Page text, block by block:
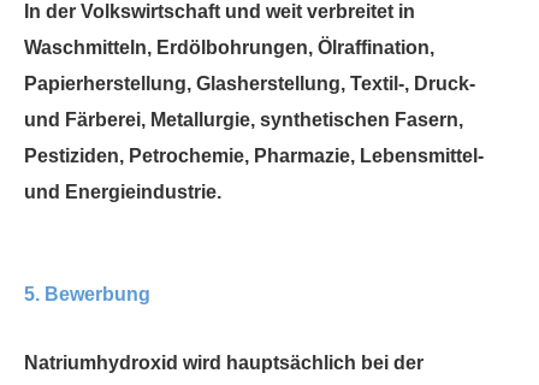
In der Volkswirtschaft und weit verbreitet in
Waschmitteln, Erdölbohrungen, Ölraffination,
Papierherstellung, Glasherstellung, Textil-, Druck-
und Färberei, Metallurgie, synthetischen Fasern,
Pestiziden, Petrochemie, Pharmazie, Lebensmittel-
und Energieindustrie.
5. Bewerbung
Natriumhydroxid wird hauptsächlich bei der